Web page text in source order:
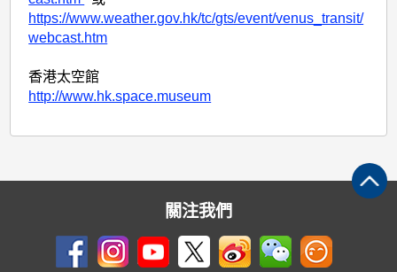
https://www.weather.gov.hk/tc/gts/event/venus_transit/
webcast.htm
香港太空館
http://www.hk.space.museum
關注我們